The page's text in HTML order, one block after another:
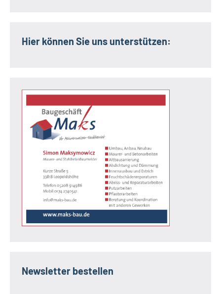
Hier können Sie uns unterstützen:
Newsletter bestellen